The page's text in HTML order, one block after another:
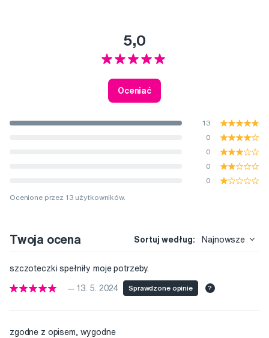
5,0
Oceniać
13
0
0
0
0
Ocenione przez 13 użytkowników.
Twoja ocena Sortuj według: Najnowsze
szczoteczki spełniły moje potrzeby.
— 13. 5. 2024 Sprawdzone opinie ?
zgodne z opisem, wygodne